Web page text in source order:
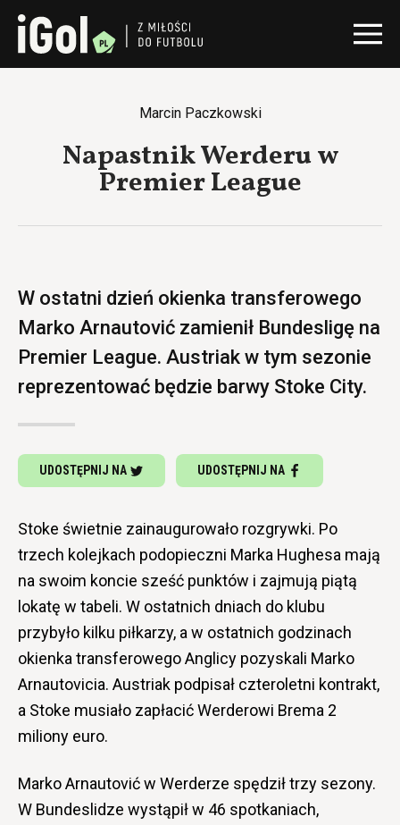
Marcin Paczkowski
Napastnik Werderu w
Premier League
W ostatni dzień okienka transferowego
Marko Arnautović zamienił Bundesligę na
Premier League. Austriak w tym sezonie
reprezentować będzie barwy Stoke City.
UDOSTĘPNIJ NA UDOSTĘPNIJ NA
Stoke świetnie zainaugurowało rozgrywki. Po
trzech kolejkach podopieczni Marka Hughesa mają
na swoim koncie sześć punktów i zajmują piątą
lokatę w tabeli. W ostatnich dniach do klubu
przybyło kilku piłkarzy, a w ostatnich godzinach
okienka transferowego Anglicy pozyskali Marko
Arnautovicia. Austriak podpisał czteroletni kontrakt,
a Stoke musiało zapłacić Werderowi Brema 2
miliony euro.
Marko Arnautović w Werderze spędził trzy sezony.
W Bundeslidze wystąpił w 46 spotkaniach,